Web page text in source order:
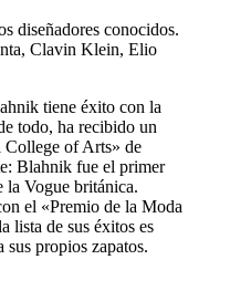
diseñadores conocidos.
Clavin Klein, Elio
tiene éxito con la
todo, ha recibido un
of Arts» de
Blahnik fue el primer
la Vogue británica.
el «Premio de la Moda
lista de sus éxitos es
sus propios zapatos.